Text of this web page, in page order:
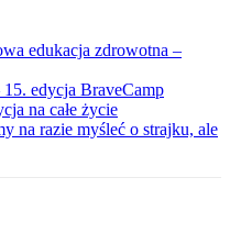
edukacja zdrowotna –
edycja BraveCamp
na całe życie
na razie myśleć o strajku, ale